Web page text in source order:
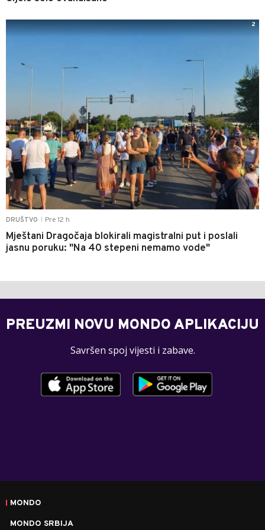
DRUŠTVO Pre 12 h
Mještani Dragočaja blokirali magistralni put i poslali
jasnu poruku: "Na 40 stepeni nemamo vode"
2
PREUZMI NOVU MONDO APLIKACIJU
Savršen spoj vijesti i zabave.
MONDO
MONDO SRBIJA